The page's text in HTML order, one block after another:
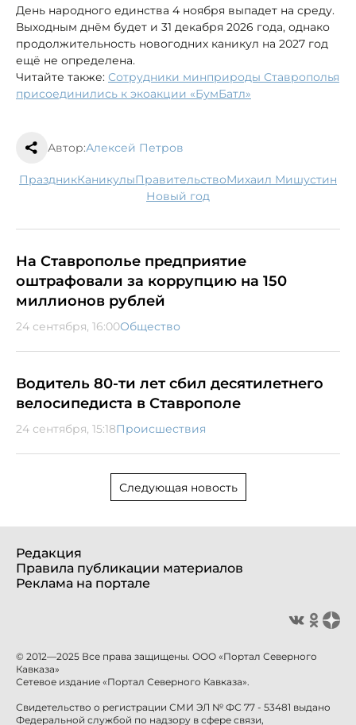
День народного единства 4 ноября выпадет на среду.
Выходным днём будет и 31 декабря 2026 года, однако
продолжительность новогодних каникул на 2027 год
ещё не определена.
Читайте также: Сотрудники минприроды Ставрополья
присоединились к экоакции «БумБатл»
Автор:Алексей Петров
праздник каникулы правительство
Михаил Мишустин
новый год
На Ставрополье предприятие
оштрафовали за коррупцию на 150
миллионов рублей
24 сентября, 16:00Общество
Водитель 80-ти лет сбил десятилетнего
велосипедиста в Ставрополе
24 сентября, 15:18Происшествия
Следующая новость
Редакция
Правила публикации материалов
Реклама на портале
© 2012—2025 Все права защищены. ООО «Портал Северного
Кавказа»
Сетевое издание «Портал Северного Кавказа».
Свидетельство о регистрации СМИ ЭЛ № ФС 77 - 53481 выдано
Федеральной службой по надзору в сфере связи,